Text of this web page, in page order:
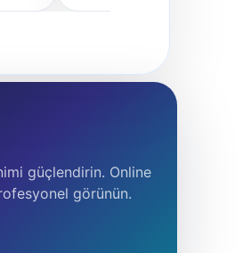
güçlendirin. Online
görünün.